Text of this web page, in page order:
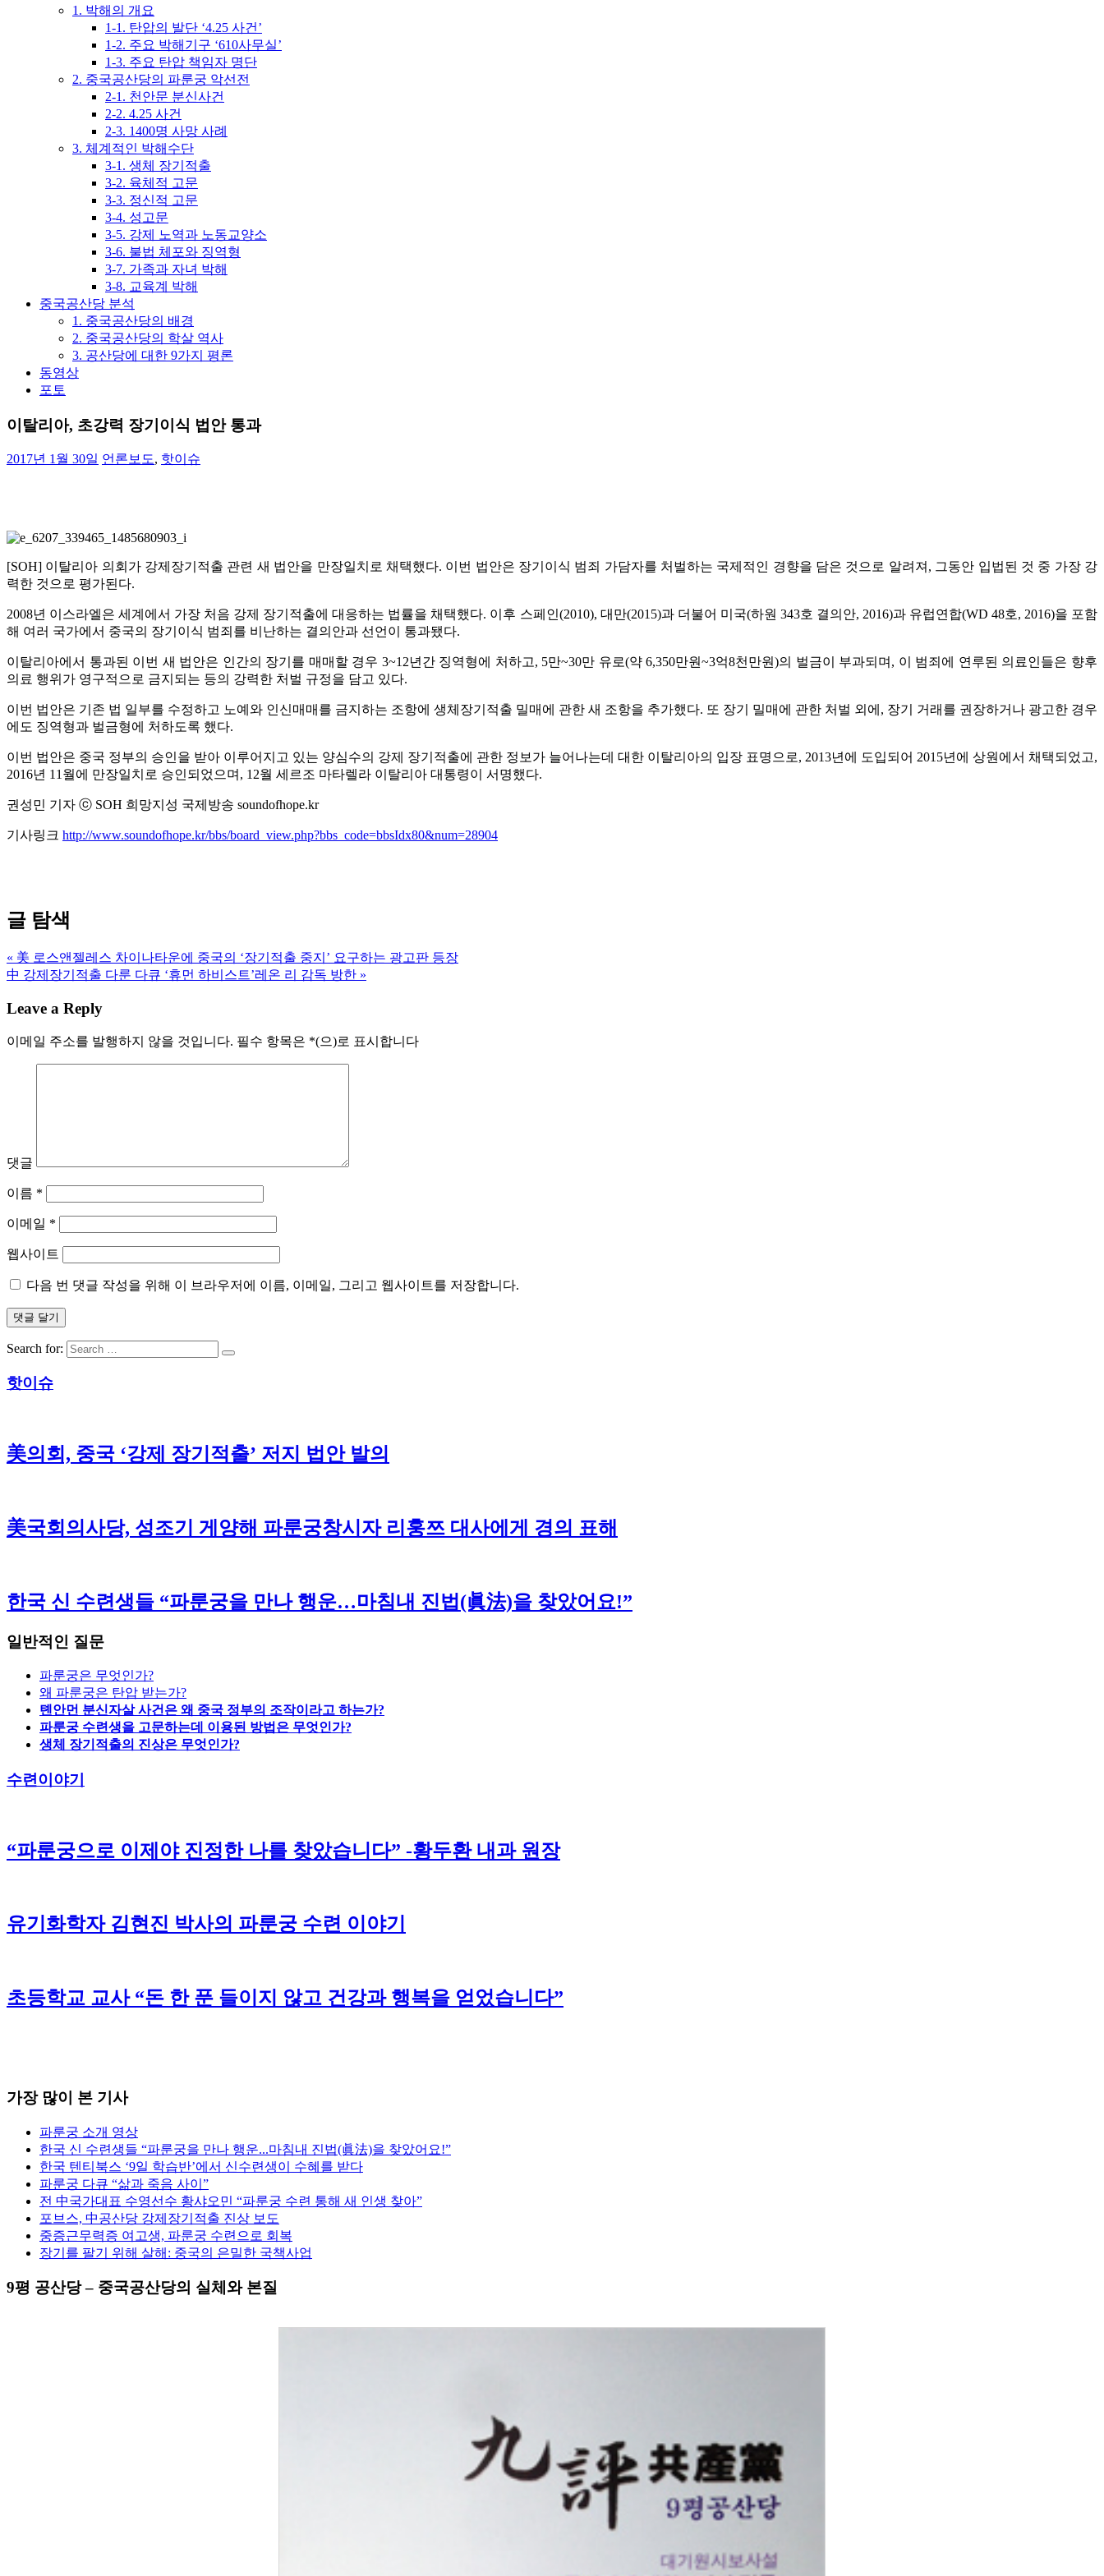
1. 박해의 개요
1-1. 탄압의 발단 ‘4.25 사건’
1-2. 주요 박해기구 ‘610사무실’
1-3. 주요 탄압 책임자 명단
2. 중국공산당의 파룬궁 악선전
2-1. 천안문 분신사건
2-2. 4.25 사건
2-3. 1400명 사망 사례
3. 체계적인 박해수단
3-1. 생체 장기적출
3-2. 육체적 고문
3-3. 정신적 고문
3-4. 성고문
3-5. 강제 노역과 노동교양소
3-6. 불법 체포와 징역형
3-7. 가족과 자녀 박해
3-8. 교육계 박해
중국공산당 분석
1. 중국공산당의 배경
2. 중국공산당의 학살 역사
3. 공산당에 대한 9가지 평론
동영상
포토
이탈리아, 초강력 장기이식 법안 통과
2017년 1월 30일 언론보도, 핫이슈
[SOH] 이탈리아 의회가 강제장기적출 관련 새 법안을 만장일치로 채택했다. 이번 법안은 장기이식 범죄 가담자를 처벌하는 국제적인 경향을 담은 것으로 알려져, 그동안 입법된 것 중 가장 강
력한 것으로 평가된다.
2008년 이스라엘은 세계에서 가장 처음 강제 장기적출에 대응하는 법률을 채택했다. 이후 스페인(2010), 대만(2015)과 더불어 미국(하원 343호 결의안, 2016)과 유럽연합(WD 48호, 2016)을 포함
해 여러 국가에서 중국의 장기이식 범죄를 비난하는 결의안과 선언이 통과됐다.
이탈리아에서 통과된 이번 새 법안은 인간의 장기를 매매할 경우 3~12년간 징역형에 처하고, 5만~30만 유로(약 6,350만원~3억8천만원)의 벌금이 부과되며, 이 범죄에 연루된 의료인들은 향후
의료 행위가 영구적으로 금지되는 등의 강력한 처벌 규정을 담고 있다.
이번 법안은 기존 법 일부를 수정하고 노예와 인신매매를 금지하는 조항에 생체장기적출 밀매에 관한 새 조항을 추가했다. 또 장기 밀매에 관한 처벌 외에, 장기 거래를 권장하거나 광고한 경우
에도 징역형과 벌금형에 처하도록 했다.
이번 법안은 중국 정부의 승인을 받아 이루어지고 있는 양심수의 강제 장기적출에 관한 정보가 늘어나는데 대한 이탈리아의 입장 표명으로, 2013년에 도입되어 2015년에 상원에서 채택되었고,
2016년 11월에 만장일치로 승인되었으며, 12월 세르조 마타렐라 이탈리아 대통령이 서명했다.
권성민 기자 ⓒ SOH 희망지성 국제방송 soundofhope.kr
기사링크 http://www.soundofhope.kr/bbs/board_view.php?bbs_code=bbsIdx80&num=28904
글 탐색
« 美 로스앤젤레스 차이나타운에 중국의 ‘장기적출 중지’ 요구하는 광고판 등장
中 강제장기적출 다룬 다큐 ‘휴먼 하비스트’레온 리 감독 방한 »
Leave a Reply
이메일 주소를 발행하지 않을 것입니다. 필수 항목은 *(으)로 표시합니다
댓글
이름 *
이메일 *
웹사이트
다음 번 댓글 작성을 위해 이 브라우저에 이름, 이메일, 그리고 웹사이트를 저장합니다.
Search for:
핫이슈
美의회, 중국 ‘강제 장기적출’ 저지 법안 발의
美국회의사당, 성조기 게양해 파룬궁창시자 리훙쯔 대사에게 경의 표해
한국 신 수련생들 “파룬궁을 만나 행운…마침내 진법(眞法)을 찾았어요!”
일반적인 질문
파룬궁은 무엇인가?
왜 파룬궁은 탄압 받는가?
톈안먼 분신자살 사건은 왜 중국 정부의 조작이라고 하는가?
파룬궁 수련생을 고문하는데 이용된 방법은 무엇인가?
생체 장기적출의 진상은 무엇인가?
수련이야기
“파룬궁으로 이제야 진정한 나를 찾았습니다” -황두환 내과 원장
유기화학자 김현진 박사의 파룬궁 수련 이야기
초등학교 교사 “돈 한 푼 들이지 않고 건강과 행복을 얻었습니다”
가장 많이 본 기사
파룬궁 소개 영상
한국 신 수련생들 “파룬궁을 만나 행운...마침내 진법(眞法)을 찾았어요!”
한국 텐티북스 ‘9일 학습반’에서 신수련생이 수혜를 받다
파룬궁 다큐 “삶과 죽음 사이”
전 中국가대표 수영선수 황샤오민 “파룬궁 수련 통해 새 인생 찾아”
포브스, 中공산당 강제장기적출 진상 보도
중증근무력증 여고생, 파룬궁 수련으로 회복
장기를 팔기 위해 살해: 중국의 은밀한 국책사업
9평 공산당 – 중국공산당의 실체와 본질